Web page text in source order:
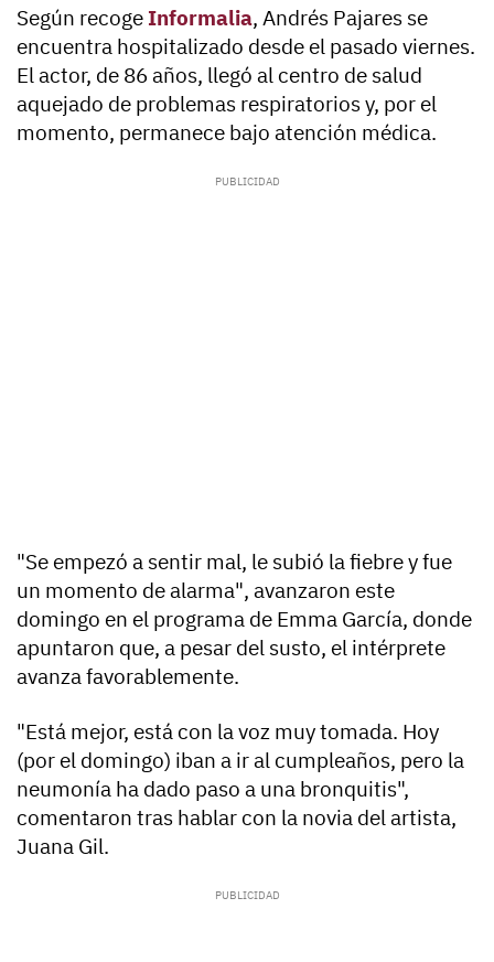
Según recoge Informalia, Andrés Pajares se
encuentra hospitalizado desde el pasado viernes.
El actor, de 86 años, llegó al centro de salud
aquejado de problemas respiratorios y, por el
momento, permanece bajo atención médica.
"Se empezó a sentir mal, le subió la fiebre y fue
un momento de alarma", avanzaron este
domingo en el programa de Emma García, donde
apuntaron que, a pesar del susto, el intérprete
avanza favorablemente.
"Está mejor, está con la voz muy tomada. Hoy
(por el domingo) iban a ir al cumpleaños, pero la
neumonía ha dado paso a una bronquitis",
comentaron tras hablar con la novia del artista,
Juana Gil.